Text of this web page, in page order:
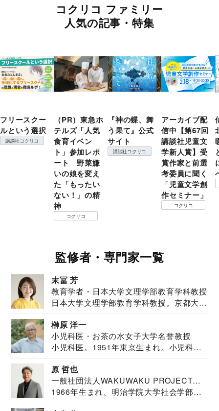
コクリコ ファミリー
人気の記事・特集
フリースクー
ルという選択
講談社コクリコ
（PR）東急ホ
テルズ「人気
食育イベン
ト」参加レポ
ート 野菜嫌
いの娘を変え
た「もったい
ない！」の精
神
コクリコ
『神の蝶、舞
う果て』公式
サイト
講談社コクリコ
アーカイブ配
信中【第67回
講談社児童文
学新人賞】受
賞作家と前選
考委員に聞く
「児童文学創
作セミナー」
コクリコ
監修者・専門家一覧
末冨 芳
教育学者・日本大学文理学部教育学科教授
日本大学文理学部教育学科教授。京都大学
榊原 洋一
小児科医・お茶の水女子大学名誉教授
小児科医。1951年東京生まれ。小児科
原 哲也
一般社団法人WAKUWAKU PROJECT
JAPAN代表・言語聴覚士・社会福祉士
1966年生まれ、明治学院大学社会学部福